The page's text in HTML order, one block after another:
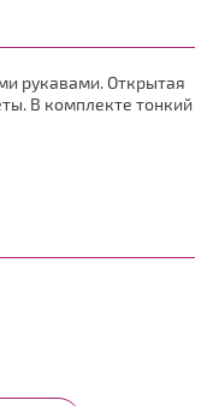
рукавами. Открытая
В комплекте тонкий